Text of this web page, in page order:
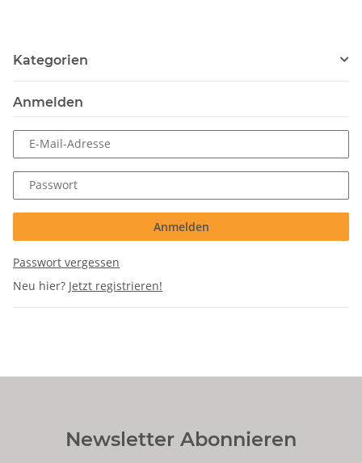
Kategorien
Anmelden
E-Mail-Adresse
Passwort
Anmelden
Passwort vergessen
Neu hier? Jetzt registrieren!
Newsletter Abonnieren